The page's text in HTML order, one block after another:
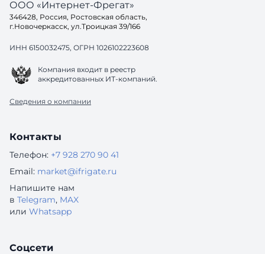
ООО «Интернет-Фрегат»
346428, Россия, Ростовская область,
г.Новочеркасск, ул.Троицкая 39/166
ИНН 6150032475, ОГРН 1026102223608
Компания входит в реестр
аккредитованных ИТ-компаний.
Сведения о компании
Контакты
Телефон: +7 928 270 90 41
Email: market@ifrigate.ru
Напишите нам
в Telegram, MAX
или Whatsapp
Соцсети